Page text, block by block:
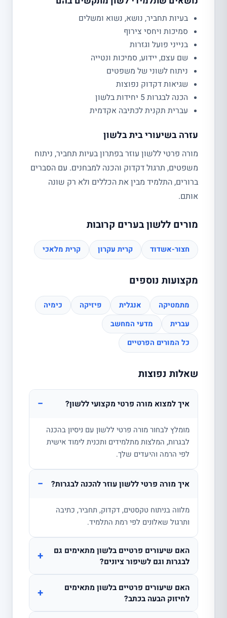
בעיות תחביר, נושא, נשוא ומשלים
סמיכות ויחסי צירוף
בנייני פועל וגזרות
שם עצם, יידוע, סמיכות ונטייה
ניתוח לשוני של משפטים
שגיאות דקדוק נפוצות
הכנה לבגרות 5 יחידות בלשון
עברית תקנית לכתיבה אקדמית
עזרה בשיעורי בית בלשון
מורה פרטי ללשון עוזר בפתרון בעיות תחביר, ניתוח
משפטים, תרגול דקדוק והכנה למבחנים. עם הסברים
ברורים, התלמיד מבין את הכללים ולא רק שונה
אותם.
מורים ללשון בערים קרובות
חצור-אשדוד קרית עקרון קרית מלאכי
מקצועות נוספים
מתמטיקה אנגלית פיזיקה
כימיה
עברית
מדעי המחשב
כל המורים הפרטיים
שאלות נפוצות
איך למצוא מורה פרטי מקצועי ללשון? −
מומלץ לבחור מורה פרטי ללשון עם ניסיון בהכנה
לבגרות, המלצות מתלמידים ותכנית לימוד אישית
לפי הרמה והיעדים שלך.
איך מורה פרטי ללשון עוזר להכנה לבגרות? −
מלווה בניתוח טקסטים, דקדוק, תחביר, כתיבה
ותרגול שאלונים לפי רמת התלמיד.
האם שיעורים פרטיים בלשון מתאימים גם
לבגרות וגם לשיפור ציונים?
+
האם שיעורים פרטיים בלשון מתאימים
לחיזוק הבעה בכתב?
+